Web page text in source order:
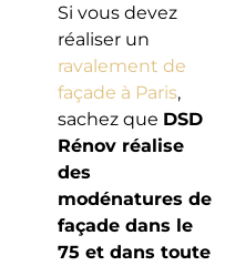
Si vous devez
réaliser un
ravalement de
façade à Paris,
sachez que DSD
Rénov réalise
des
modénatures de
façade dans le
75 et dans toute